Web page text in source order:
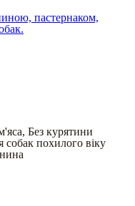
пастернаком,
, Без курятини
собак похилого віку